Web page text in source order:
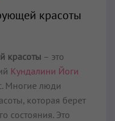
красоты
красоты – это
Кундалини Йоги
Многие люди
которая берет
состояния. Это